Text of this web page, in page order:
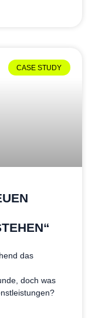
CASE STUDY
das
doch was